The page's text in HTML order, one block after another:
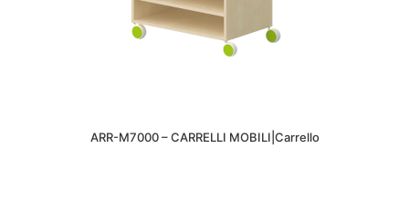
ARR-M7000 – CARRELLI MOBILI|Carrello